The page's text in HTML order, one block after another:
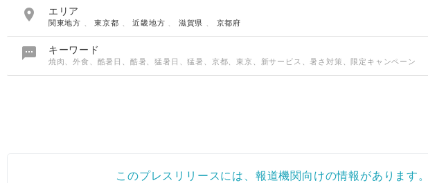
 エリア
関東地方 、東京都 、近畿地方 滋賀県 京都府
 キーワード
焼肉、外食、酷暑日、酷暑、猛暑日、猛暑、京都、東京、新サービス、暑さ対策、限定キャンペーン
このプレスリリースには、報道機関向けの情報があります。